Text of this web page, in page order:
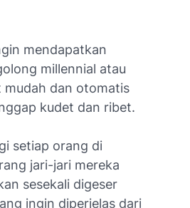
mendapatkan
millennial atau
mudah dan otomatis
kudet dan ribet.
setiap orang di
jari-jari mereka
sesekali digeser
ingin diperjelas dari